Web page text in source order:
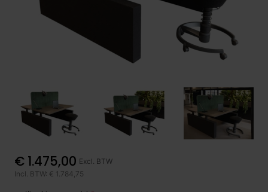
€ 1.475,00 Excl. BTW
Incl. BTW: € 1.784,75